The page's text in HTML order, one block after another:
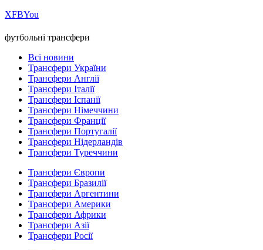
ХFBYou
футбольні трансфери
Всі новини
Трансфери України
Трансфери Англії
Трансфери Італії
Трансфери Іспанії
Трансфери Німеччини
Трансфери Франції
Трансфери Португалії
Трансфери Нідерландів
Трансфери Туреччини
Трансфери Європи
Трансфери Бразилії
Трансфери Аргентини
Трансфери Америки
Трансфери Африки
Трансфери Азії
Трансфери Росії